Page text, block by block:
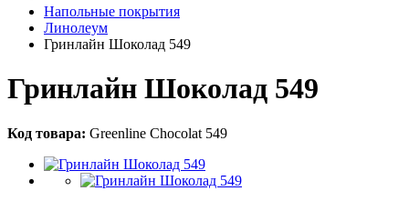
Напольные покрытия
Линолеум
Гринлайн Шоколад 549
Гринлайн Шоколад 549
Код товара: Greenline Chocolat 549